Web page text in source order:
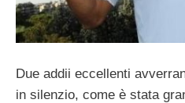
Due addii eccellenti
in silenzio, come è stata